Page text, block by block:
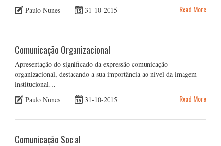
Paulo Nunes
31-10-2015 Read More
Comunicação Organizacional
Apresentação do significado da expressão comunicação
organizacional, destacando a sua importância ao nível da imagem
institucional…
Paulo Nunes
31-10-2015 Read More
Comunicação Social